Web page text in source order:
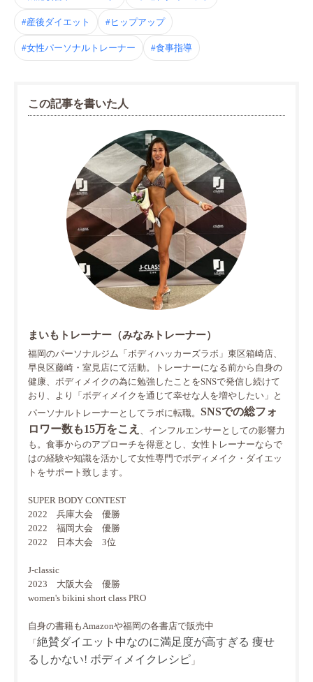
#産後ダイエット #ヒップアップ
#女性パーソナルトレーナー #食事指導
この記事を書いた人
まいもトレーナー（みなみトレーナー）
福岡のパーソナルジム「ボディハッカーズラボ」東区箱崎店、
早良区藤崎・室見店にて活動。トレーナーになる前から自身の
健康、ボディメイクの為に勉強したことをSNSで発信し続けて
おり、より「ボディメイクを通じて幸せな人を増やしたい」と
パーソナルトレーナーとしてラボに転職。 SNSでの総フォ
ロワー数も15万をこえ
、インフルエンサーとしての影響力
も。食事からのアプローチを得意とし、女性トレーナーならで
はの経験や知識を活かして女性専門でボディメイク・ダイエッ
トをサポート致します。
SUPER BODY CONTEST
2022 兵庫大会 優勝
2022 福岡大会 優勝
2022 日本大会 3位
J-classic
2023 大阪大会 優勝
women's bikini short class PRO
自身の書籍もAmazonや福岡の各書店で販売中
「 絶賛ダイエット中なのに満足度が高すぎる 痩せ
るしかない! ボディメイクレシピ 」